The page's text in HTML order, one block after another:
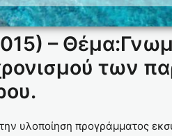
–
των
υλοποίηση προγράμματος